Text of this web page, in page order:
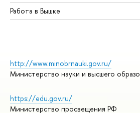
Работа в Вышке
http://www.minobrnauki.gov.ru/
Министерство науки и высшего
https://edu.gov.ru/
Министерство просвещения РФ